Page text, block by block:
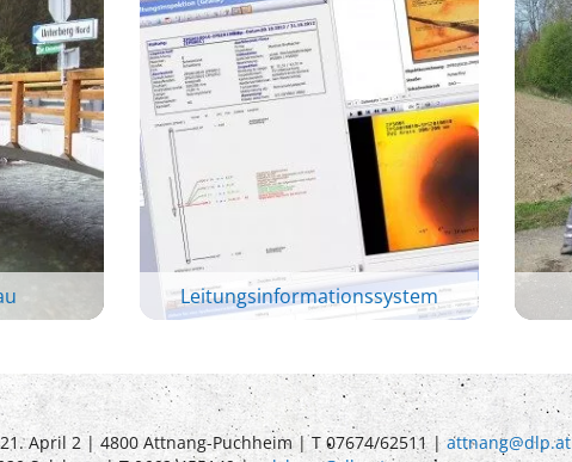
Leitungsinformationssystem
April 2 | 4800 Attnang-Puchheim | T 07674/62511 |attnang@dlp.at